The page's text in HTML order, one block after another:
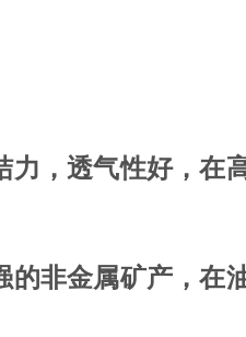
，透气性好，在
非金属矿产，在